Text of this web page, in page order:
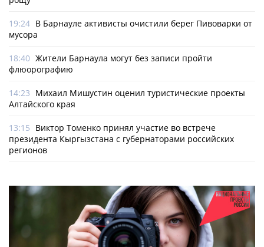
19:24 В Барнауле активисты очистили берег Пивоварки от
мусора
18:40 Жители Барнаула могут без записи пройти
флюорографию
14:23 Михаил Мишустин оценил туристические проекты
Алтайского края
13:15 Виктор Томенко принял участие во встрече
президента Кыргызстана с губернаторами российских
регионов